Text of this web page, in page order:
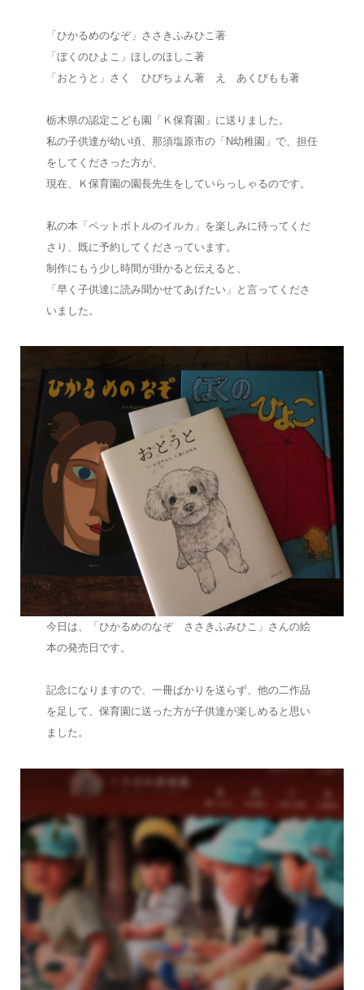
「ひかるめのなぞ」ささきふみひこ著
「ぼくのひよこ」ほしのほしこ著
「おとうと」さく ひびちょん著 え あくびもも著
栃木県の認定こども園「Ｋ保育園」に送りました。
私の子供達が幼い頃、那須塩原市の「N幼稚園」で、担任
をしてくださった方が、
現在、Ｋ保育園の園長先生をしていらっしゃるのです。
私の本「ペットボトルのイルカ」を楽しみに待ってくだ
さり、既に予約してくださっています。
制作にもう少し時間が掛かると伝えると、
「早く子供達に読み聞かせてあげたい」と言ってくださ
いました。
今日は、「ひかるめのなぞ ささきふみひこ」さんの絵
本の発売日です。
記念になりますので、一冊ばかりを送らず、他の二作品
を足して、保育園に送った方が子供達が楽しめると思い
ました。